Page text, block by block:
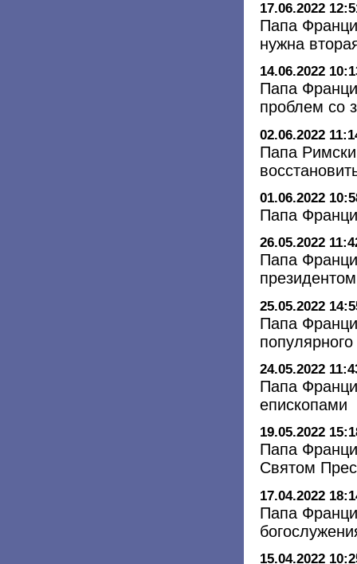
17.06.2022
Папа
нужна
14.06.2022
Папа
проблем со
02.06.2022
Папа
01.06.2022
Папа
26.05.2022
Папа
25.05.2022
Папа
24.05.2022
Папа
епископами
19.05.2022
Папа
Святом
17.04.2022
Папа
15.04.2022